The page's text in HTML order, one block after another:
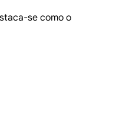
se como o